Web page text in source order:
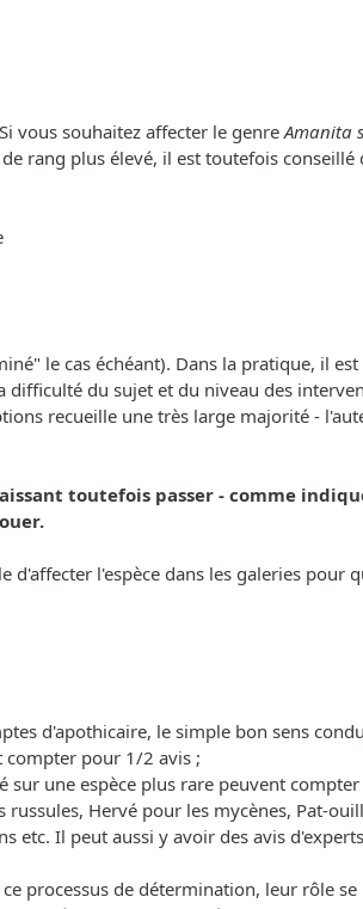
vous souhaitez affecter le genreAmanita
rang plus élevé, il est toutefois conseillé
le cas échéant). Dans la pratique, il est
difficulté du sujet et du niveau des
recueille une très large majorité -
toutefois passer - comme
l'espèce dans les galeries pour
d'apothicaire, le simple bon sens
compter pour 1/2 avis ;
une espèce plus rare peuvent
Hervé pour les mycènes, Pat-
etc. Il peut aussi y avoir des avis
processus de détermination, leur rôle